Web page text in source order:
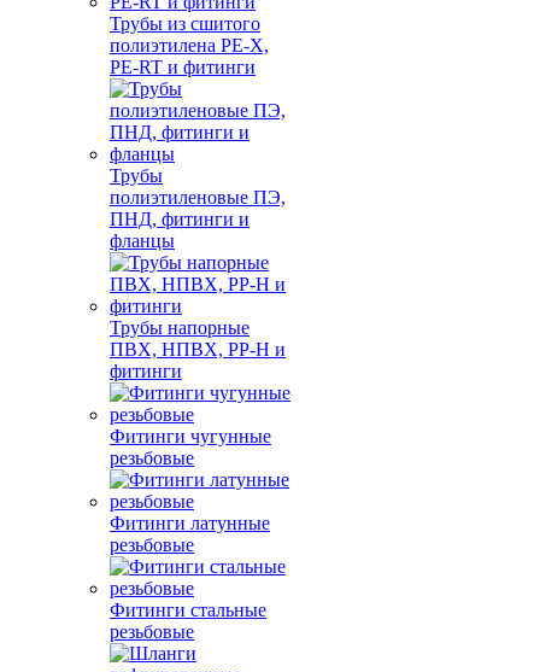
Трубы из сшитого
полиэтилена PE-X,
PE-RT и фитинги
Трубы
полиэтиленовые ПЭ,
ПНД, фитинги и
фланцы
Трубы напорные
ПВХ, НПВХ, PP-H и
фитинги
Фитинги чугунные
резьбовые
Фитинги латунные
резьбовые
Фитинги стальные
резьбовые